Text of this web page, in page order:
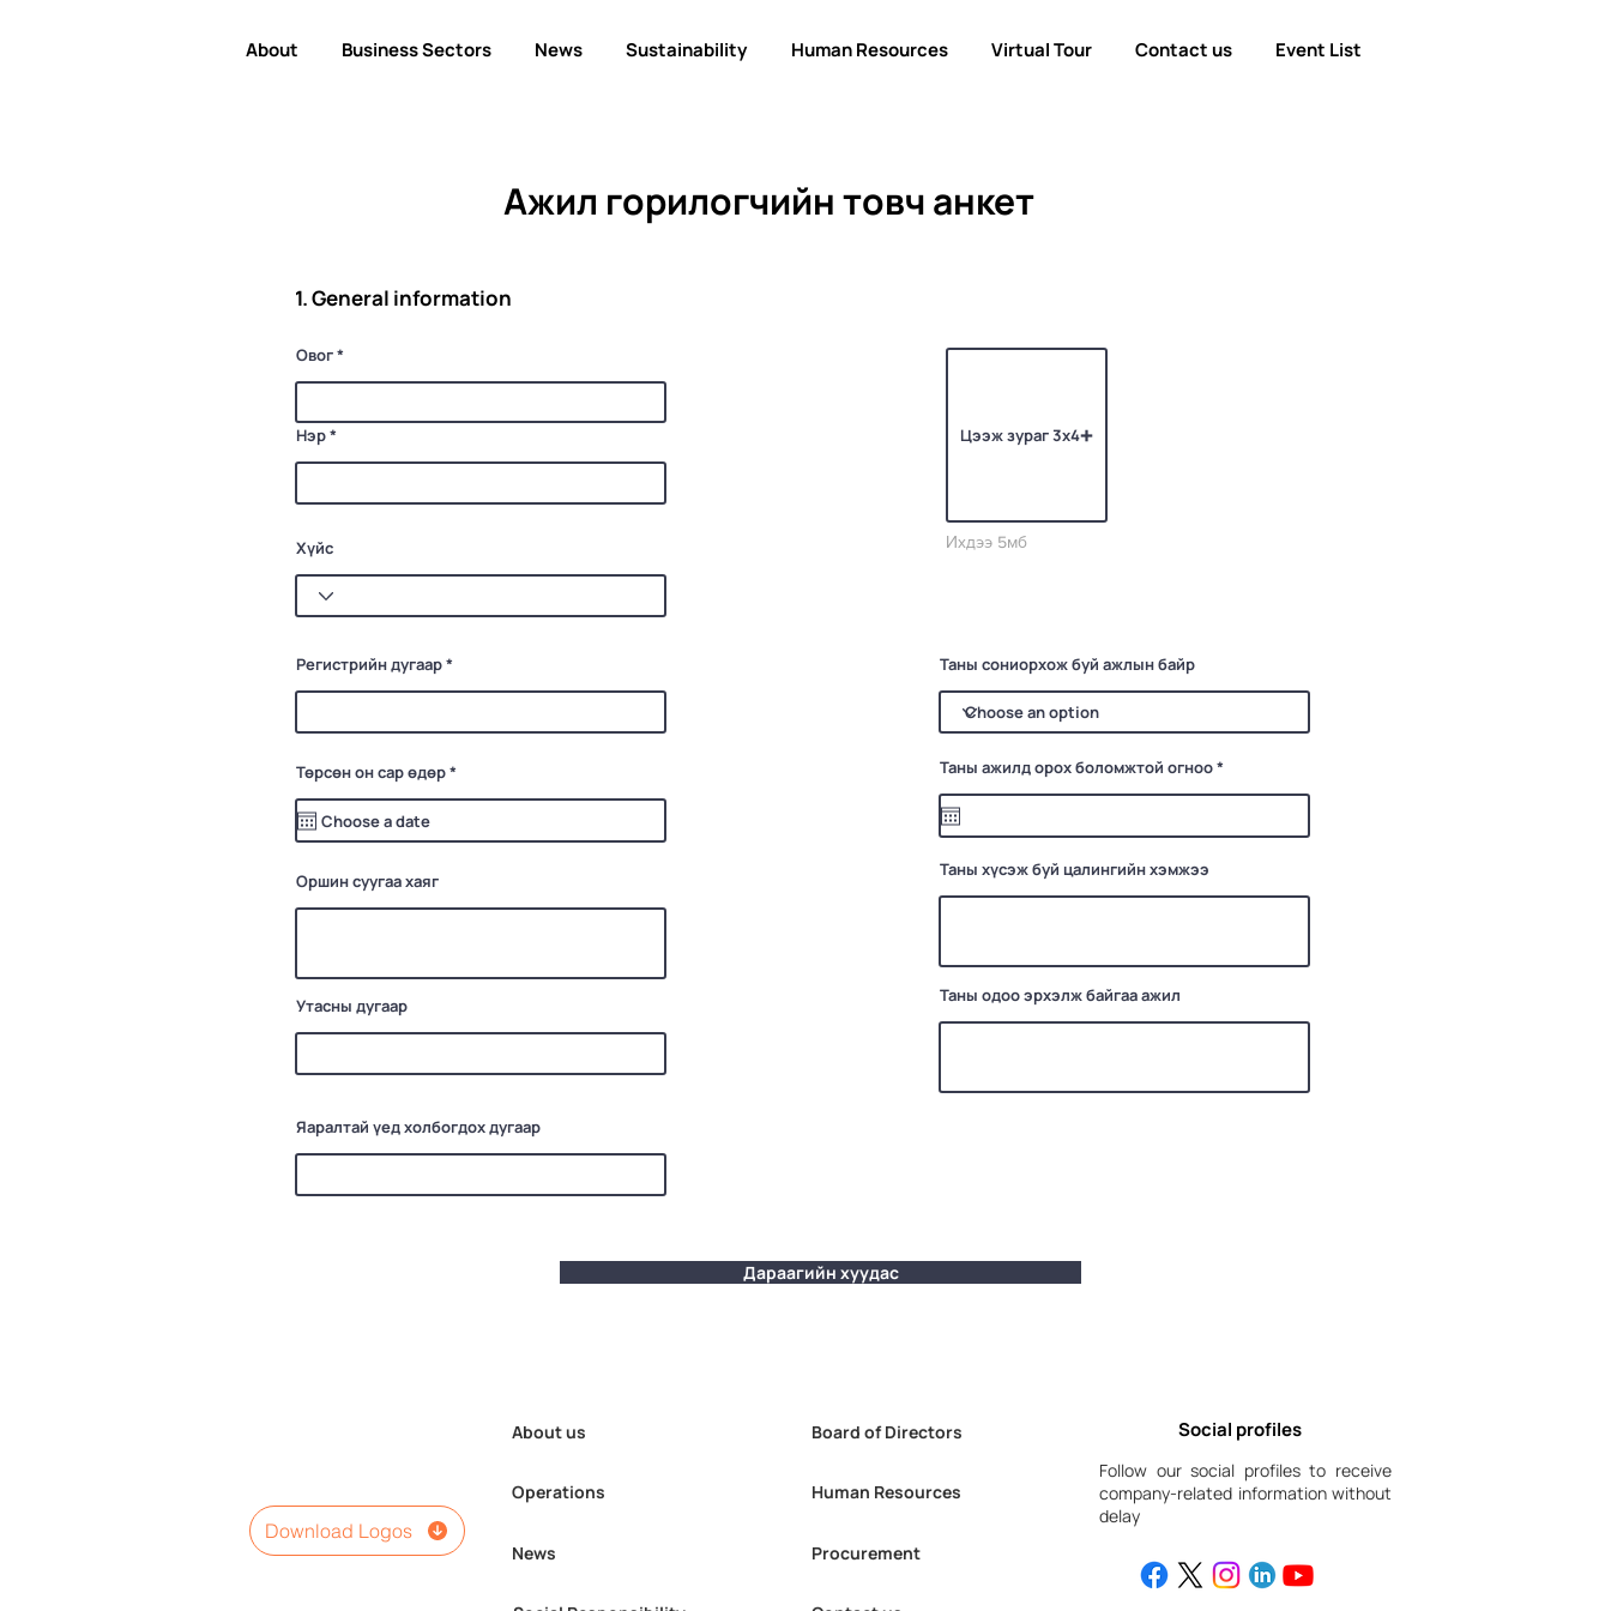
About Business Sectors News Sustainability Human Resources Virtual Tour Contact us Event List
Ажил горилогчийн товч анкет
1. General information
Овог
Нэр
Хүйс
Регистрийн дугаар
Төрсөн он сар өдөр*
q
r
Оршин суугаа хаяг
Утасны дугаар
Цээж зураг 3х4
Ихдээ 5мб
Таны сониорхож буй ажлын байр
Таны ажилд орох боломжтой огноо*
q
r
Таны хүсэж буй цалингийн хэмжээ
Таны одоо эрхэлж байгаа ажил
Яаралтай үед холбогдох дугаар
Дараагийн хуудас
Download Logos
About us
Operations
News
Board of Directors
Human Resources
Procurement
Social profiles
Follow our social profiles to receive
company-related information without
delay